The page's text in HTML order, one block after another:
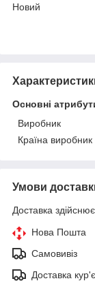
Новий
Основні
Виробник
Країна виробник
Умови
Доставка
Нова Пошта
Самовивіз
Доставка